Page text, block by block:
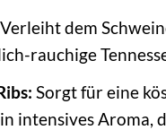
Verleiht dem
rauchige
Sorgt für eine
intensives Aroma,